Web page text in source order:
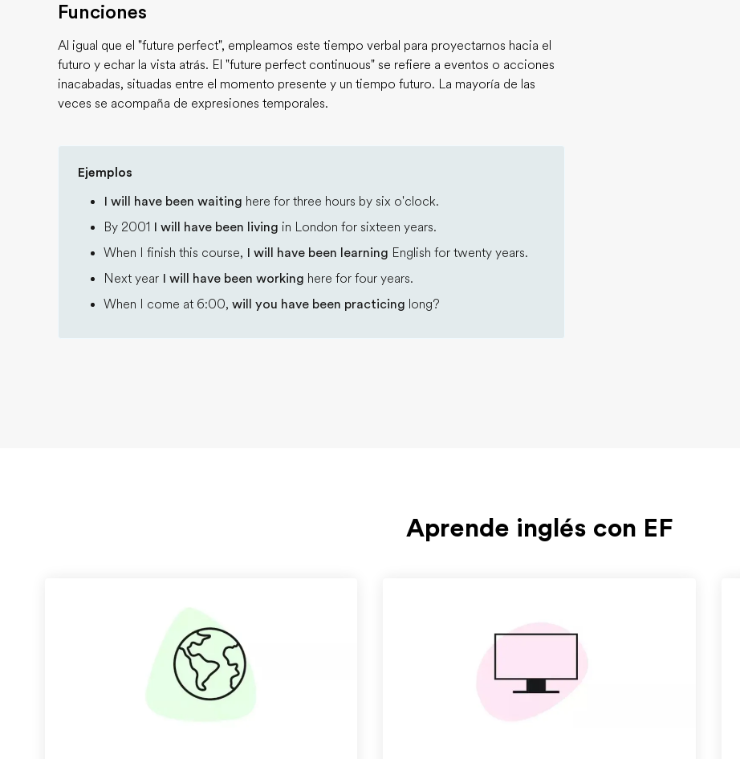
Funciones
Al igual que el "future perfect", empleamos este tiempo verbal para proyectarnos hacia el
futuro y echar la vista atrás. El "future perfect continuous" se refiere a eventos o acciones
inacabadas, situadas entre el momento presente y un tiempo futuro. La mayoría de las
veces se acompaña de expresiones temporales.
Ejemplos
I will have been waiting here for three hours by six o'clock.
By 2001 I will have been living in London for sixteen years.
When I finish this course, I will have been learning English for twenty years.
Next year I will have been working here for four years.
When I come at 6:00, will you have been practicing long?
Aprende inglés con EF